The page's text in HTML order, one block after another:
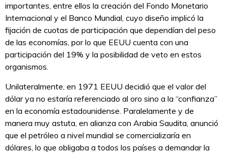
importantes, entre ellos la creación del Fondo Monetario
Internacional y el Banco Mundial, cuyo diseño implicó la
fijación de cuotas de participación que dependían del peso
de las economías, por lo que EEUU cuenta con una
participación del 19% y la posibilidad de veto en estos
organismos.
Unilateralmente, en 1971 EEUU decidió que el valor del
dólar ya no estaría referenciado al oro sino a la “confianza”
en la economía estadounidense. Paralelamente y de
manera muy astuta, en alianza con Arabia Saudita, anunció
que el petróleo a nivel mundial se comercializaría en
dólares, lo que obligaba a todos los países a demandar la